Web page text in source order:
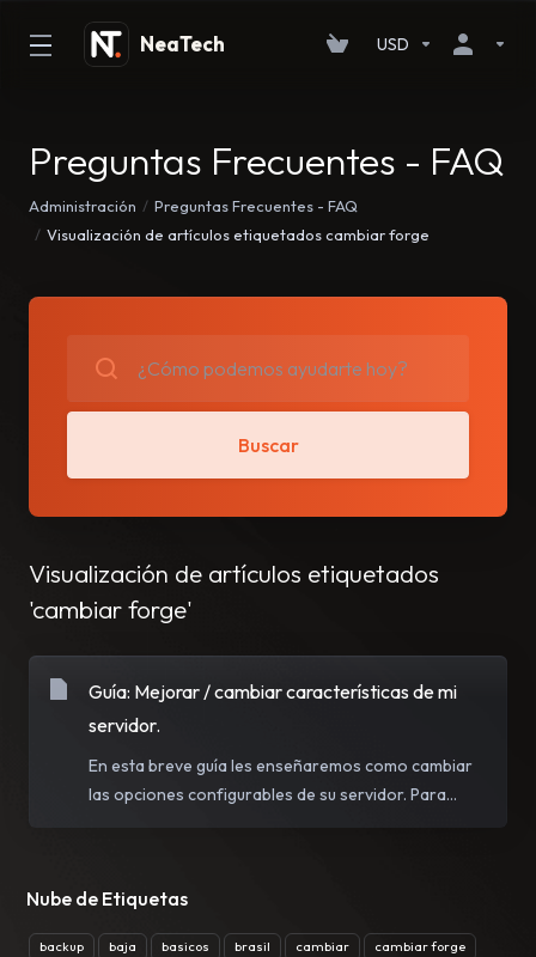
USD
Preguntas Frecuentes - FAQ
Administración
Preguntas Frecuentes - FAQ
Visualización de artículos etiquetados cambiar forge
Nube de Etiquetas
backup baja basicos brasil cambiar cambiar forge
Buscar
Visualización de artículos etiquetados
'cambiar forge'
Guía: Mejorar / cambiar características de mi
servidor.
En esta breve guía les enseñaremos como cambiar
las opciones configurables de su servidor. Para...